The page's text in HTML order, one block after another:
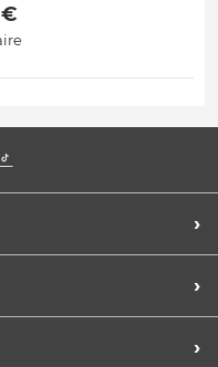
€
›
›
›